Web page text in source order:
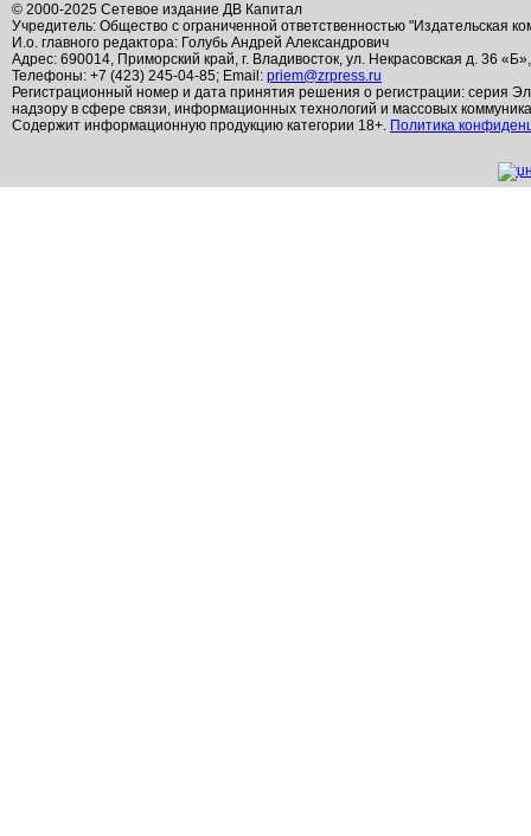
© 2000-2025 Сетевое издание ДВ Капитал
Учредитель: Общество с ограниченной ответственностью "Издательская
И.о. главного редактора: Голубь Андрей Александрович
Адрес: 690014, Приморский край, г. Владивосток, ул. Некрасовская д. 36
Телефоны: +7 (423) 245-04-85; Email: priem@zrpress.ru
Регистрационный номер и дата принятия решения о регистрации: серия
надзору в сфере связи, информационных технологий и массовых
Содержит информационную продукцию категории 18+. Политика